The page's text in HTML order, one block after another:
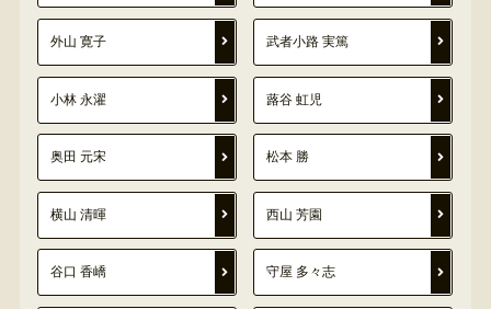
外山 寛子 武者小路 実篤
小林 永濯 蕗谷 虹児
奥田 元宋 松本 勝
横山 清暉 西山 芳園
谷口 香嶠 守屋 多々志